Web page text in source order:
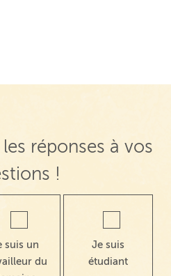
réponses à vos
!
suis un
du
Je suis
étudiant